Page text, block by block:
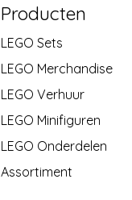
Producten
LEGO Sets
LEGO Merchandise
LEGO Verhuur
LEGO Minifiguren
LEGO Onderdelen
Assortiment